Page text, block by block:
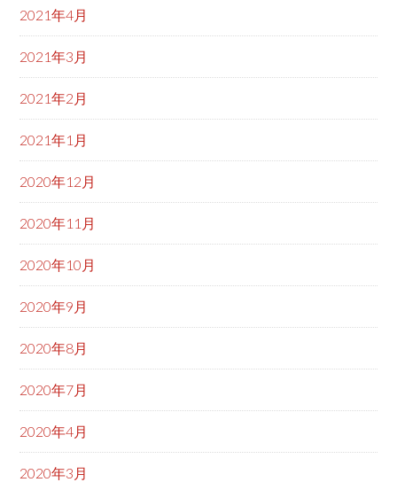
2021年4月
2021年3月
2021年2月
2021年1月
2020年12月
2020年11月
2020年10月
2020年9月
2020年8月
2020年7月
2020年4月
2020年3月